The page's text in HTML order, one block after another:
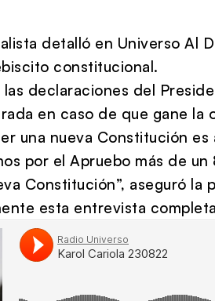
detalló en Universo Al
constitucional.
declaraciones del
en caso de que gane la
una nueva Constitución
por el Apruebo más de
Constitución”, aseguró la
esta entrevista